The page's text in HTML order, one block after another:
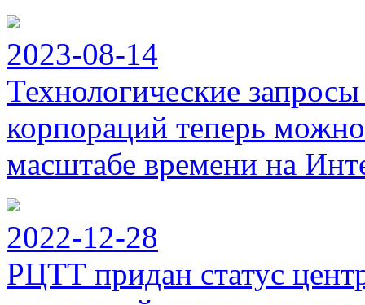
2023-08-14
Технологические
корпораций теперь
масштабе времени на
2022-12-28
РЦТТ придан статус